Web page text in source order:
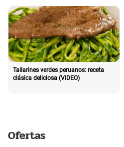
Tallarines verdes peruanos: receta
clásica deliciosa (VIDEO)
Ofertas